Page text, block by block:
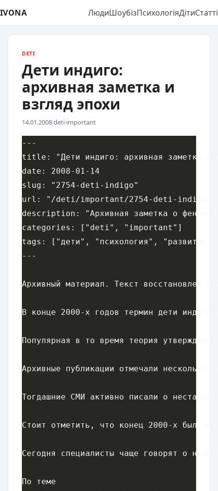
IVONA ЛюдиШоубізПсихологіяДітиСтатті
DETI
Дети индиго:
архивная заметка и
взгляд эпохи
14.01.2008·deti·important